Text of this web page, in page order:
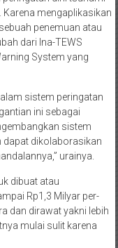
mengaplikasikan
penemuan atau
dari Ina-TEWS
System yang
sistem peringatan
ini sebagai
sistem
dapat dikolaborasikan
urainya.
dibuat atau
Rp1,3 Milyar per-
dan dirawat yakni lebih
mulai sulit karena